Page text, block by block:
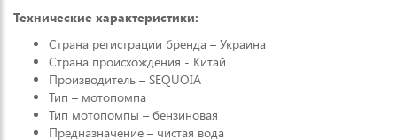
Технические характеристики:
Страна регистрации бренда – Украина
Страна происхождения - Китай
Производитель – SEQUOIA
Тип – мотопомпа
Тип мотопомпы – бензиновая
Предназначение – чистая вода